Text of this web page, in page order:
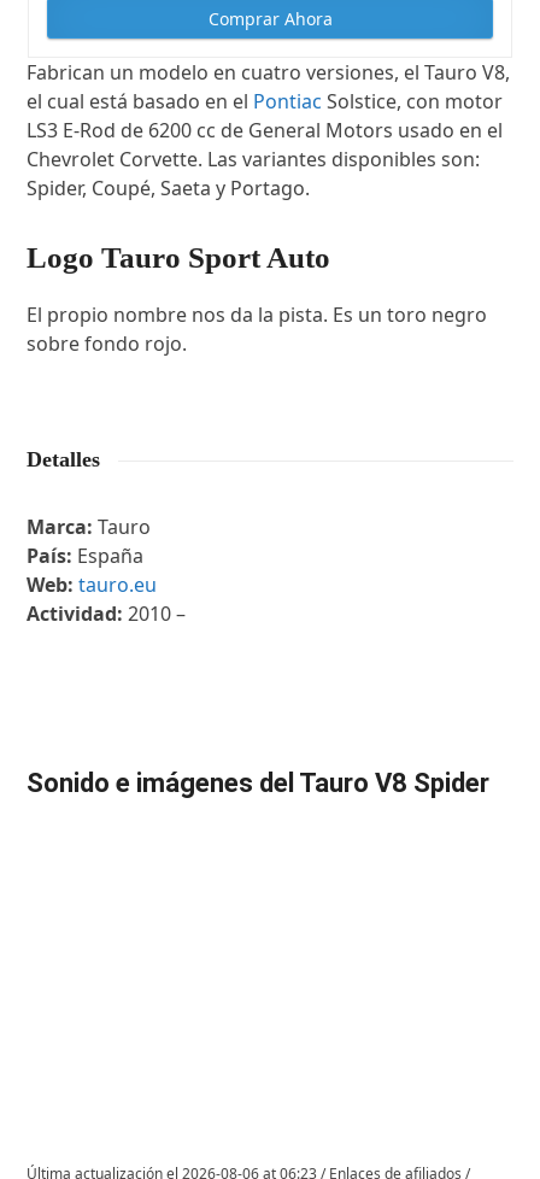
Comprar Ahora
Fabrican un modelo en cuatro versiones, el Tauro V8,
el cual está basado en el Pontiac Solstice, con motor
LS3 E-Rod de 6200 cc de General Motors usado en el
Chevrolet Corvette. Las variantes disponibles son:
Spider, Coupé, Saeta y Portago.
Logo Tauro Sport Auto
El propio nombre nos da la pista. Es un toro negro
sobre fondo rojo.
Detalles
Marca:Tauro
País: España
Web:tauro.eu
Actividad:2010 –
Sonido e imágenes del Tauro V8 Spider
Última actualización el 2026-08-06 at 06:23 / Enlaces de afiliados /